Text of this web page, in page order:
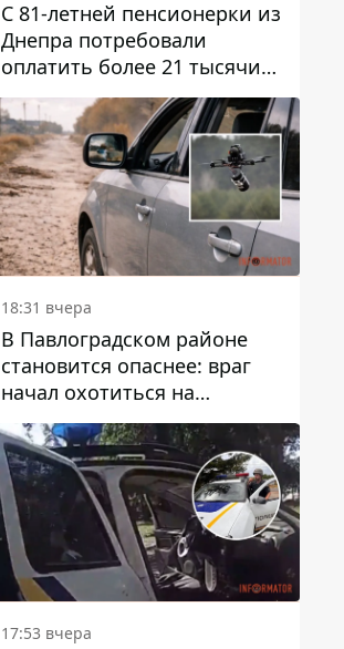
С 81-летней пенсионерки из
Днепра потребовали
оплатить более 21 тысячи
гривен за "вмешательство в
работу счетчика"
18:31 вчера
В Павлоградском районе
становится опаснее: враг
начал охотиться на
гражданский и военный
транспорт
17:53 вчера